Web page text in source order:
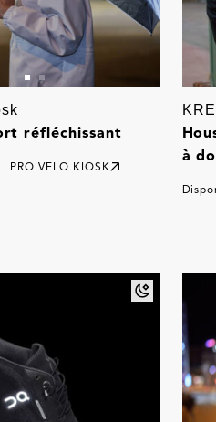
réfléchissant
PRO VELO KIOSK
à